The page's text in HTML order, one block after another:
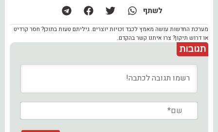
לשתף
מערכת החדשות עושה מאמץ לכבד זכויות יוצרים. גיליתם טעות בתוכן? חסר קרדיט
או דרוש תיקון? צרו איתנו קשר בהקדם.
תגובות